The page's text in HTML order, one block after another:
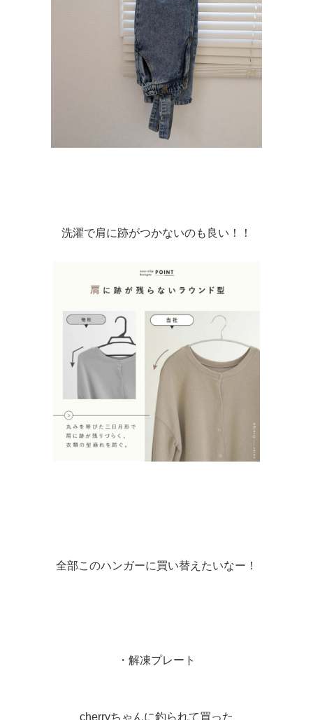
洗濯で肩に跡がつかないのも良い！！
全部このハンガーに買い替えたいなー！
・解凍プレート
cherryちゃんに釣られて買った